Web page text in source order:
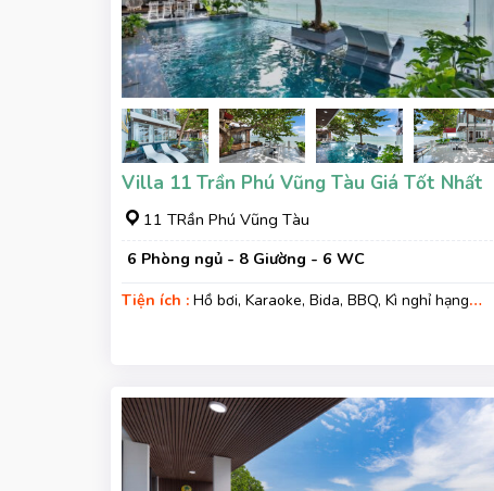
Villa 11 Trần Phú Vũng Tàu Giá Tốt Nhất
11 TRần Phú Vũng Tàu
6 Phòng ngủ - 8 Giường - 6 WC
Tiện ích : Hồ bơi, Karaoke, Bida, BBQ, Kì nghỉ hạng